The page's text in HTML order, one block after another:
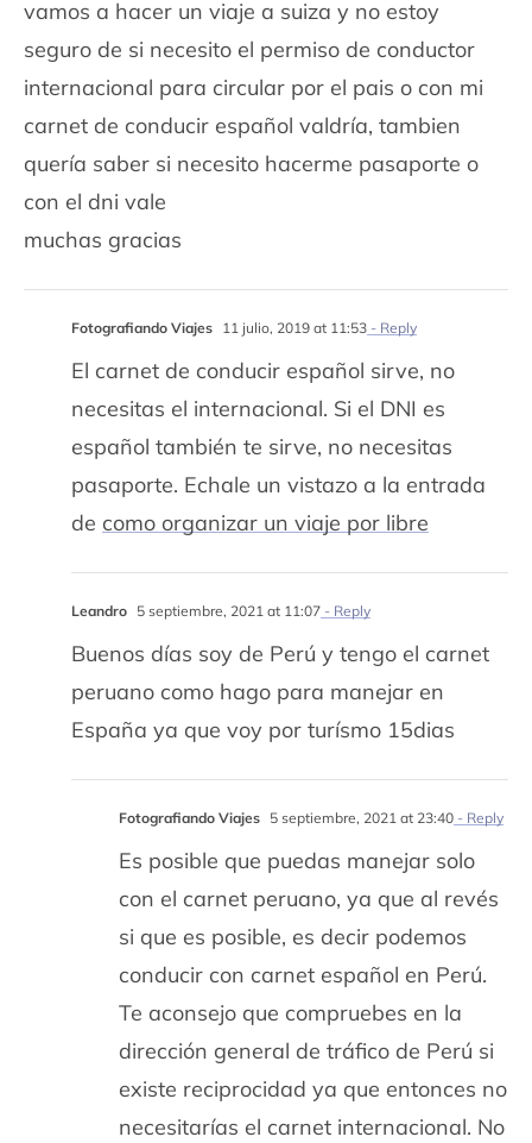
vamos a hacer un viaje a suiza y no estoy
seguro de si necesito el permiso de conductor
internacional para circular por el pais o con mi
carnet de conducir español valdría, tambien
quería saber si necesito hacerme pasaporte o
con el dni vale
muchas gracias
Fotografiando Viajes 11 julio, 2019 at 11:53- Reply
El carnet de conducir español sirve, no
necesitas el internacional. Si el DNI es
español también te sirve, no necesitas
pasaporte. Echale un vistazo a la entrada
de como organizar un viaje por libre
Leandro 5 septiembre, 2021 at 11:07- Reply
Buenos días soy de Perú y tengo el carnet
peruano como hago para manejar en
España ya que voy por turísmo 15dias
Fotografiando Viajes 5 septiembre, 2021 at 23:40- Reply
Es posible que puedas manejar solo
con el carnet peruano, ya que al revés
si que es posible, es decir podemos
conducir con carnet español en Perú.
Te aconsejo que compruebes en la
dirección general de tráfico de Perú si
existe reciprocidad ya que entonces no
necesitarías el carnet internacional. No